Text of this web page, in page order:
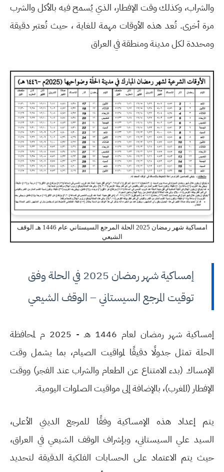
والشراب، وكذلك وقت الإفطار، الذي يُسمح فيه بالأكل والشرب
مرة أخرى. تُعد هذه الأوقات مهمة للغاية ، حيث تُعتبر دقيقة
ومحددة لكل مدينة ومنطقة في العراق
امساكية شهر رمضان 2025 الحلة المرجع السيستاني عام 1446 هـ الوقف
الشيعي
إمساكية شهر رمضان 2025 في الحلة وفق
توقيت المرجع السيستاني – الوقف الشيعي
إمساكية شهر رمضان لعام 1446 هـ - 2025 م لمحافظة
الحلة تمثل جدولًا دقيقًا لمواقيت الصيام، بما يشمل وقت
الإمساك (بدء الامتناع عن الطعام والشراب عند الفجر) ووقت
الإفطار (المغرب)، بالإضافة إلى مواقيت الصلوات اليومية.
يتم إعداد هذه الإمساكية وفقًا للمرجع الديني الأعلى،
السيد علي السيستاني، وبإشراف الوقف الشيعيفي العراق،
حيث يتم الاعتماد على الحسابات الفلكية الدقيقة لتحديد